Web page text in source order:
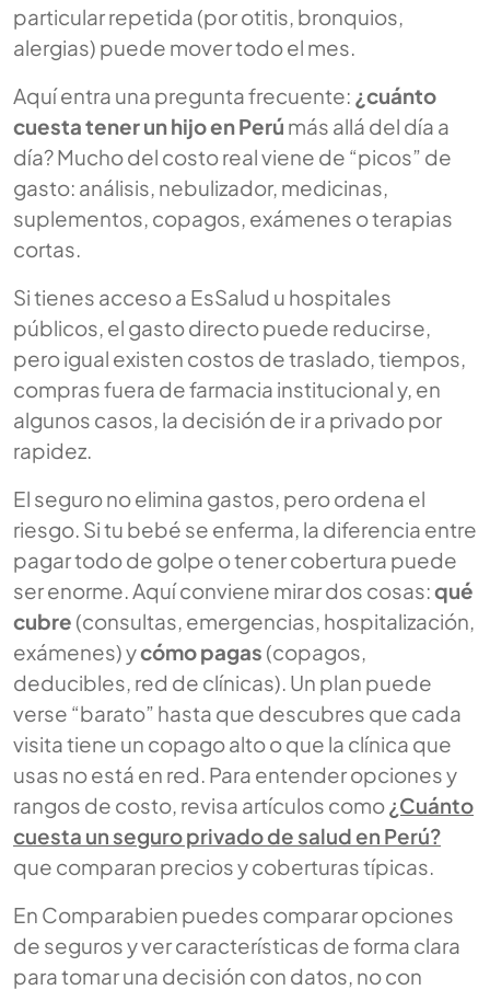
particular repetida (por otitis, bronquios,
alergias) puede mover todo el mes.
Aquí entra una pregunta frecuente: ¿cuánto
cuesta tener un hijo en Perú más allá del día a
día? Mucho del costo real viene de “picos” de
gasto: análisis, nebulizador, medicinas,
suplementos, copagos, exámenes o terapias
cortas.
Si tienes acceso a EsSalud u hospitales
públicos, el gasto directo puede reducirse,
pero igual existen costos de traslado, tiempos,
compras fuera de farmacia institucional y, en
algunos casos, la decisión de ir a privado por
rapidez.
El seguro no elimina gastos, pero ordena el
riesgo. Si tu bebé se enferma, la diferencia entre
pagar todo de golpe o tener cobertura puede
ser enorme. Aquí conviene mirar dos cosas:qué
cubre (consultas, emergencias, hospitalización,
exámenes) ycómo pagas (copagos,
deducibles, red de clínicas). Un plan puede
verse “barato” hasta que descubres que cada
visita tiene un copago alto o que la clínica que
usas no está en red. Para entender opciones y
rangos de costo, revisa artículos como ¿Cuánto
cuesta un seguro privado de salud en Perú?
que comparan precios y coberturas típicas.
En Comparabien puedes comparar opciones
de seguros y ver características de forma clara
para tomar una decisión con datos, no con